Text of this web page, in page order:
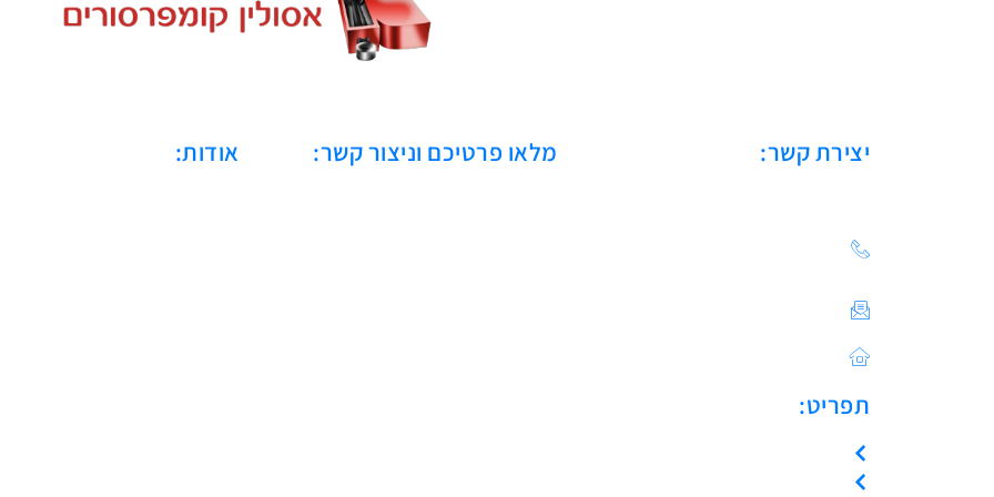
יצירת קשר:
תפריט:
מלאו פרטיכם וניצור קשר: אודות: